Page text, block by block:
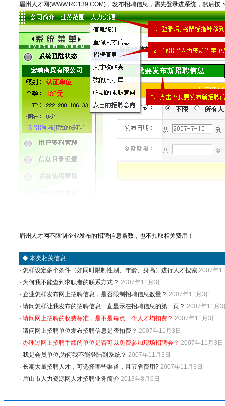
眉州人才网(WWW.RC139.COM)，发布招聘信息，需先登录进系统，然后按
眉州人才网不限制企业发布的招聘信息条数，也不扣取相关费用！
◆ 本类相关信息
· 怎样设定多个条件（如同时限制性别、年龄、身高）进行人才搜索 2007年
· 为何我不能查到求职者的联系方式？ 2007年11月3日
· 企业怎样发布网上招聘信息，是否限制招聘信息数量？ 2007年11月3日
· 请问怎样让我发布的招聘信息一直显示在招聘信息的第一页？ 2007年11月3
· 请问网上招聘的收费标准，是不是每点一个人才均扣费？ 2007年11月3日
· 请问网上招聘单位发布招聘信息是否扣费？ 2007年11月3日
· 办理过网上招聘手续的单位是否可以免费参加现场招聘会？ 2007年11月3日
· 我是会员单位,为何我不能登陆到系统？ 2007年11月3日
· 长期大量招聘人才，可选择哪些渠道，且节省费用? 2007年11月3日
· 眉山市人力资源网人才招聘业务简介 2013年8月6日